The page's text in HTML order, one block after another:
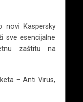
novi Kaspersky
sve esencijalne
zaštitu na
– Anti Virus,